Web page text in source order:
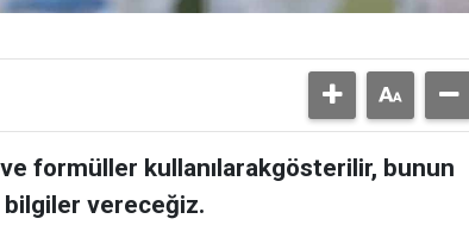
formüller kullanılarakgösterilir, bunun
bilgiler vereceğiz.